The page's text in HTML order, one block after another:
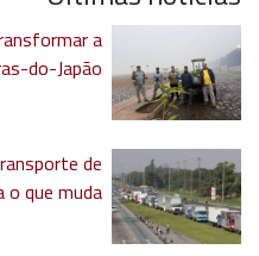
a
do-Japão
de
o que muda